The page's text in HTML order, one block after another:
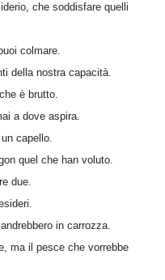
che soddisfare quelli
colmare.
della nostra capacità.
è brutto.
a dove aspira.
capello.
quel che han voluto.
due.
in carrozza.
ma il pesce che vorrebbe